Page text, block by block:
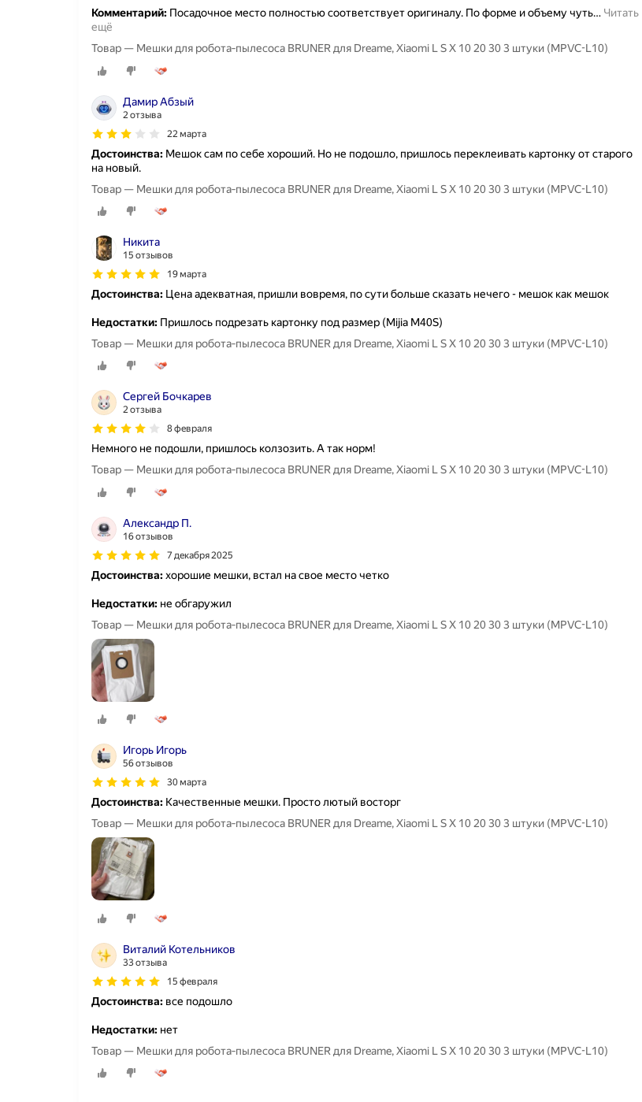
Комментарий: Посадочное место полностью соответствует оригиналу. По форме и объему чуть… Читать
ещё
Товар — Мешки для робота‑пылесоса BRUNER для Dreame, Xiaomi L S X 10 20 30 3 штуки (MPVC-L10)
Дамир Абзый
2 отзыва
22 марта
Достоинства: Мешок сам по себе хороший. Но не подошло, пришлось переклеивать картонку от старого
на новый.
Товар — Мешки для робота‑пылесоса BRUNER для Dreame, Xiaomi L S X 10 20 30 3 штуки (MPVC-L10)
Никита
15 отзывов
19 марта
Достоинства: Цена адекватная, пришли вовремя, по сути больше сказать нечего - мешок как мешок
Недостатки: Пришлось подрезать картонку под размер (Mijia M40S)
Товар — Мешки для робота‑пылесоса BRUNER для Dreame, Xiaomi L S X 10 20 30 3 штуки (MPVC-L10)
Сергей Бочкарев
2 отзыва
8 февраля
Немного не подошли, пришлось колзозить. А так норм!
Товар — Мешки для робота‑пылесоса BRUNER для Dreame, Xiaomi L S X 10 20 30 3 штуки (MPVC-L10)
Александр П.
16 отзывов
7 декабря 2025
Достоинства:хорошие мешки, встал на свое место четко
Недостатки: не обгаружил
Товар — Мешки для робота‑пылесоса BRUNER для Dreame, Xiaomi L S X 10 20 30 3 штуки (MPVC-L10)
Игорь Игорь
56 отзывов
30 марта
Достоинства: Качественные мешки. Просто лютый восторг
Товар — Мешки для робота‑пылесоса BRUNER для Dreame, Xiaomi L S X 10 20 30 3 штуки (MPVC-L10)
Виталий Котельников
33 отзыва
15 февраля
Достоинства: все подошло
Недостатки: нет
Товар — Мешки для робота‑пылесоса BRUNER для Dreame, Xiaomi L S X 10 20 30 3 штуки (MPVC-L10)